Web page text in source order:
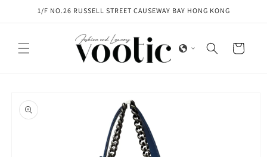
Skip to1/F NO.26 RUSSELL STREET CAUSEWAY BAY HONG KONG
Cart
product
information